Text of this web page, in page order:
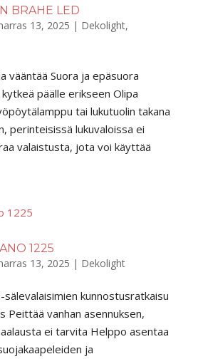
BRAHE LED
13, 2025 | Dekolight,
vääntää Suora ja epäsuora
päälle erikseen Olipa
tai lukutuolin takana
perinteisissä lukuvaloissa ei
valaistusta, jota voi käyttää
1225
13, 2025 | Dekolight
kunnostusratkaisu
Peittää vanhan asennuksen,
ei tarvita Helppo asentaa
ja